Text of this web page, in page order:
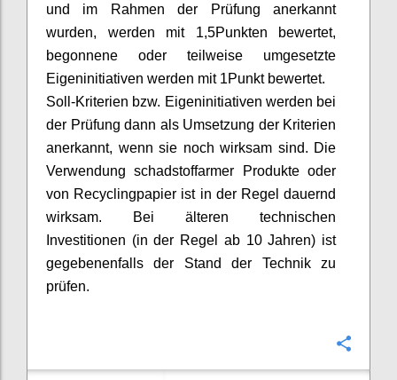
und im Rahmen der Prüfung anerkannt
wurden, werden mit 1,5Punkten bewertet,
begonnene oder teilweise umgesetzte
Eigeninitiativen werden mit 1Punkt bewertet.
Soll-Kriterien bzw. Eigeninitiativen werden bei
der Prüfung dann als Umsetzung der Kriterien
anerkannt, wenn sie noch wirksam sind. Die
Verwendung schadstoffarmer Produkte oder
von Recyclingpapier ist in der Regel dauernd
wirksam. Bei älteren technischen
Investitionen (in der Regel ab 10 Jahren) ist
gegebenenfalls der Stand der Technik zu
prüfen.